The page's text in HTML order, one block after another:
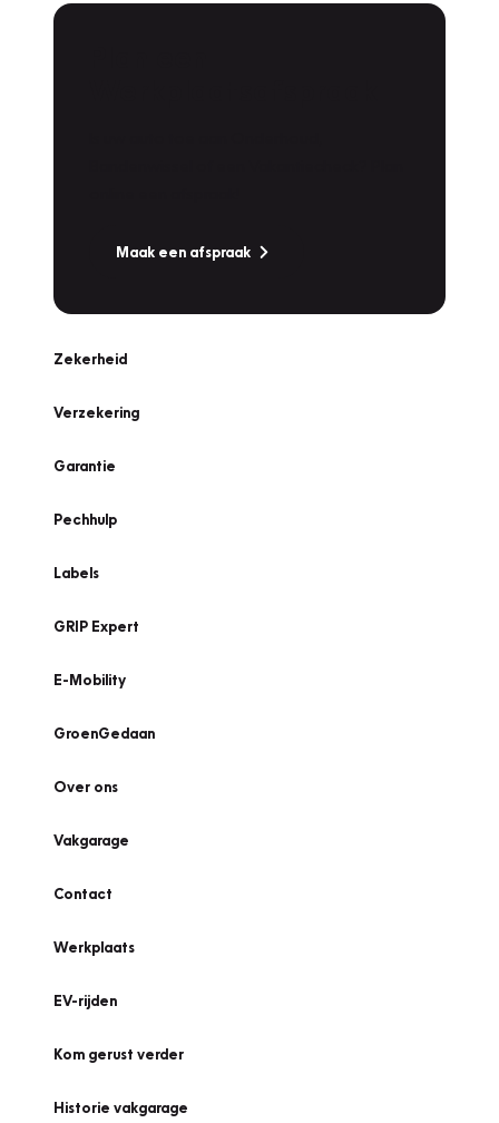
Maak een afspraak
Zekerheid
Verzekering
Garantie
Pechhulp
Labels
GRIP Expert
E-Mobility
GroenGedaan
Over ons
Vakgarage
Contact
Werkplaats
EV-rijden
Kom gerust verder
Historie vakgarage